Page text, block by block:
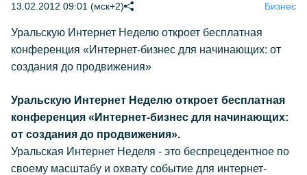
13.02.2012 09:01 (мск+2) Бизнес
Уральскую Интернет Неделю откроет бесплатная
конференция «Интернет-бизнес для начинающих: от
создания до продвижения»
Уральскую Интернет Неделю откроет бесплатная
конференция «Интернет-бизнес для начинающих:
от создания до продвижения».
Уральская Интернет Неделя - это беспрецедентное по
своему масштабу и охвату событие для интернет-